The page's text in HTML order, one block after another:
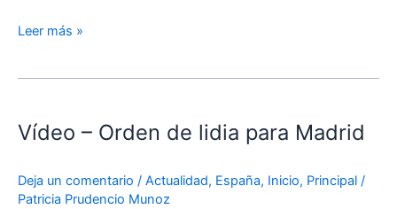
Leer más »
Vídeo – Orden de lidia para Madrid
Deja un comentario / Actualidad, España, Inicio, Principal /
Patricia Prudencio Munoz
Orden
lidia
para